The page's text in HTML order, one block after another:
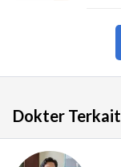
Dokter Terkait